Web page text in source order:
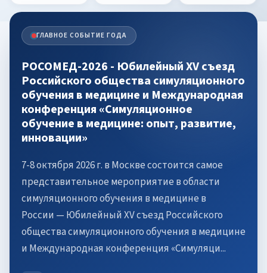
ГЛАВНОЕ СОБЫТИЕ ГОДА
РОСОМЕД-2026 - Юбилейный XV съезд
Российского общества симуляционного
обучения в медицине и Международная
конференция «Симуляционное
обучение в медицине: опыт, развитие,
инновации»
7-8 октября 2026 г. в Москве состоится самое
представительное мероприятие в области
симуляционного обучения в медицине в
России — Юбилейный XV съезд Российского
общества симуляционного обучения в медицине
и Международная конференция «Симуляци...